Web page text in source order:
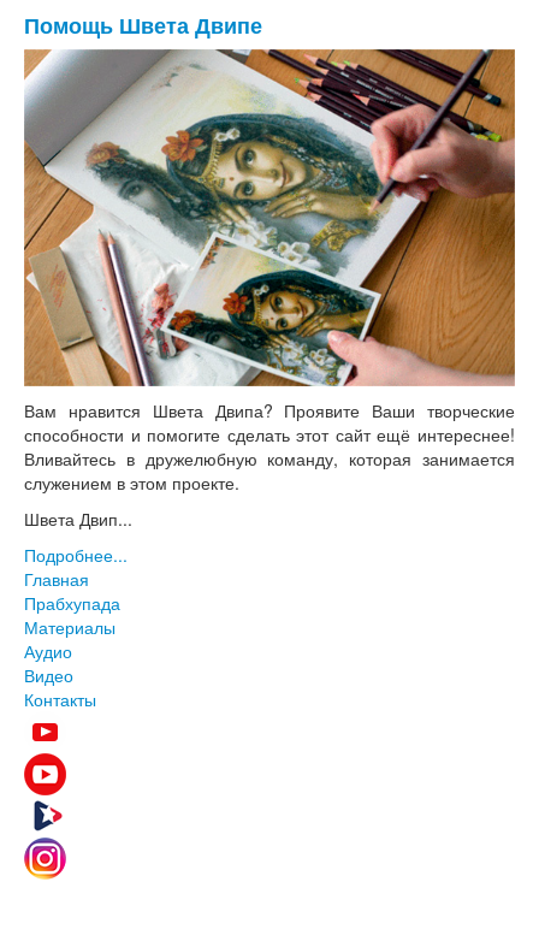
Помощь Швета Двипе
Вам нравится Швета Двипа? Проявите Ваши творческие
способности и помогите сделать этот сайт ещё интереснее!
Вливайтесь в дружелюбную команду, которая занимается
служением в этом проекте.
Швета Двип...
Подробнее...
Главная
Прабхупада
Материалы
Аудио
Видео
Контакты